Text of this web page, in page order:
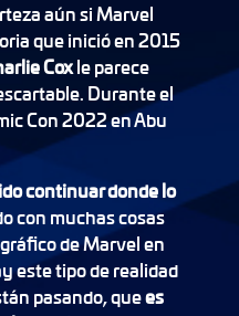
aún si Marvel
que inició en 2015
Coxle parece
Durante el
Con 2022 en Abu
continuar donde lo
con muchas cosas
de Marvel en
este tipo de realidad
pasando, quees